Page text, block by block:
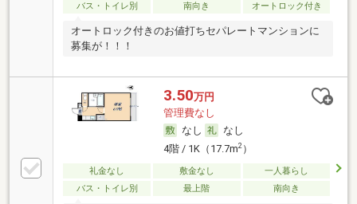
バス・トイレ別
南向き オートロック付き
オートロック付きのお値打ちセパレートマンションに
募集が！！！
3.50万円
管理費なし
なし
なし
4階 / 1K（17.7m2）
礼金なし 敷金なし
一人暮らし
バス・トイレ別
最上階 南向き